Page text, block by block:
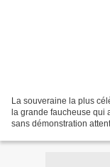
La souveraine la plus
la grande faucheuse qui
sans démonstration